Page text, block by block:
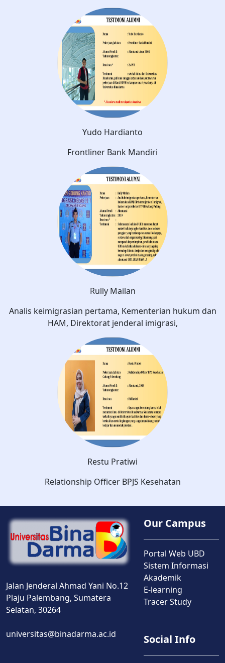
Yudo Hardianto
Frontliner Bank Mandiri
Rully Mailan
Analis keimigrasian pertama, Kementerian hukum dan
HAM, Direktorat jenderal imigrasi,
Restu Pratiwi
Relationship Officer BPJS Kesehatan
Jalan Jenderal Ahmad Yani No.12
Plaju Palembang, Sumatera
Selatan, 30264
universitas@binadarma.ac.id
Our Campus
Portal Web UBD
Sistem Informasi
Akademik
E-learning
Tracer Study
Social Info